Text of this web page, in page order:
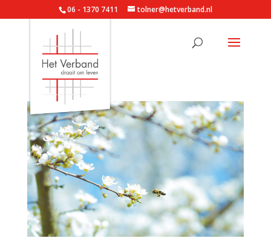
06 - 1370 7411 tolner@hetverband.nl